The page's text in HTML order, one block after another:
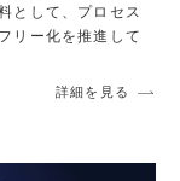
として、プロセス
リー化を推進して
詳細を見る